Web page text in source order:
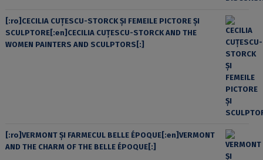
[:ro]CECILIA CUŢESCU-STORCK ŞI FEMEILE PICTORE ŞI
SCULPTORE[:en]CECILIA CUŢESCU-STORCK AND THE
WOMEN PAINTERS AND SCULPTORS[:]
[:ro]VERMONT ȘI FARMECUL BELLE ÉPOQUE[:en]VERMONT
AND THE CHARM OF THE BELLE ÉPOQUE[:]